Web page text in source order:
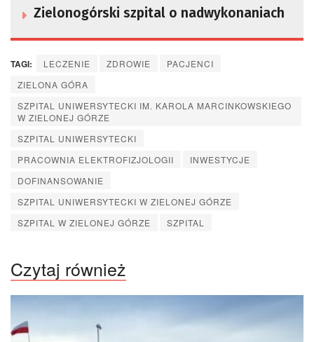
Zielonogórski szpital o nadwykonaniach
TAGI: LECZENIE ZDROWIE
PACJENCI
ZIELONA GÓRA
SZPITAL UNIWERSYTECKI IM. KAROLA MARCINKOWSKIEGO
W ZIELONEJ GÓRZE
SZPITAL UNIWERSYTECKI
PRACOWNIA ELEKTROFIZJOLOGII
INWESTYCJE
DOFINANSOWANIE
SZPITAL UNIWERSYTECKI W ZIELONEJ GÓRZE
SZPITAL W ZIELONEJ GÓRZE
SZPITAL
Czytaj również